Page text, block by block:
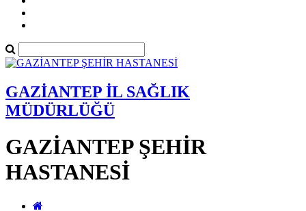
GAZİANTEP İL SAĞLIK
MÜDÜRLÜĞÜ
GAZİANTEP ŞEHİR
HASTANESİ